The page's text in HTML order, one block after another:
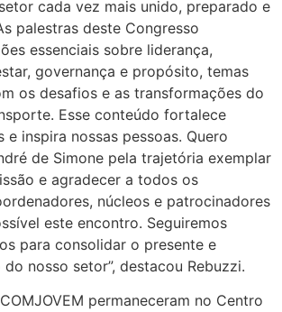
cada vez mais unido, preparado e
palestras deste Congresso
essenciais sobre liderança,
governança e propósito, temas
os desafios e as transformações do
Esse conteúdo fortalece
e inspira nossas pessoas. Quero
de Simone pela trajetória exemplar
e agradecer a todos os
núcleos e patrocinadores
este encontro. Seguiremos
para consolidar o presente e
nosso setor”, destacou Rebuzzi.
permaneceram no Centro